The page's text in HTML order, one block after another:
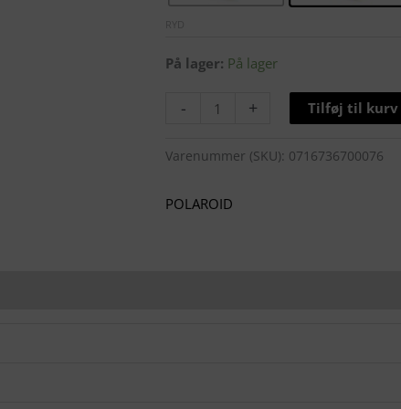
På lager: På lager
- + Tilføj til kurv
Varenummer (SKU): 0716736700076
POLAROID